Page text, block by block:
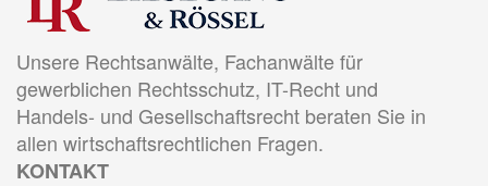
Unsere Rechtsanwälte, Fachanwälte für
gewerblichen Rechtsschutz, IT-Recht und
Handels- und Gesellschaftsrecht beraten Sie in
allen wirtschaftsrechtlichen Fragen.
KONTAKT